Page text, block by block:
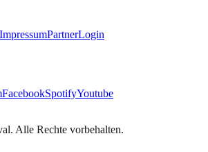
ImpressumPartnerLogin
FacebookSpotifyYoutube
Alle Rechte vorbehalten.